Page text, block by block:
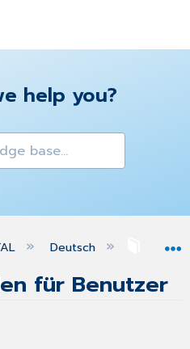
help you?
hierarchy
Deutsch
für Benutzer